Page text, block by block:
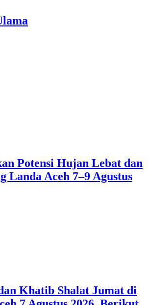
Potensi Hujan Lebat dan
Landa Aceh 7–9 Agustus
Khatib Shalat Jumat di